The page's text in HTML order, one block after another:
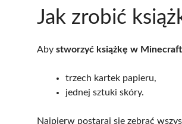
Jak zrobić
Aby stworzyć książkę w Minecraft
trzech kartek papieru,
jednej sztuki skóry.
Najpierw postaraj się zebrać